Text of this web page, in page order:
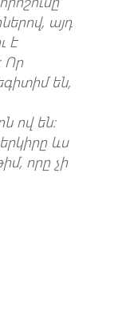
այդ
է
Որ
են,
ով են։
ևս
որը չի